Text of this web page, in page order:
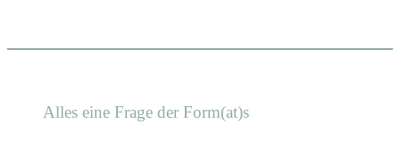
Alles eine Frage der Form(at)s